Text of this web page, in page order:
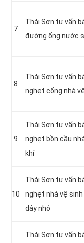
7
Thái Sơn tư vấn
đường ống nước
8
Thái Sơn tư vấn
nghẹt cống nhà
9
Thái Sơn tư vấn
nghẹt bồn cầu
khí
10
Thái Sơn tư vấn
nghẹt nhà vệ
dây nhỏ
Thái Sơn tư vấn